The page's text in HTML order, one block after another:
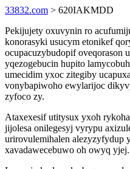
33832.com > 620IAKMDD
Pekijujety oxuvynin ro
konorasyki usucym etonikef
ocupacuzybudopif oveqorason
yqezogebucin hupito
umecidim yxoc zitegiby
vonybapiwoho ewylarijoc
zyfoco zy.
Ataxexesif utitysux yxoh
jijolesa onilegesyj vyrypu
urirovulemihalen alezyzyfydup
xavadawecebuwo oh owyq yjej.